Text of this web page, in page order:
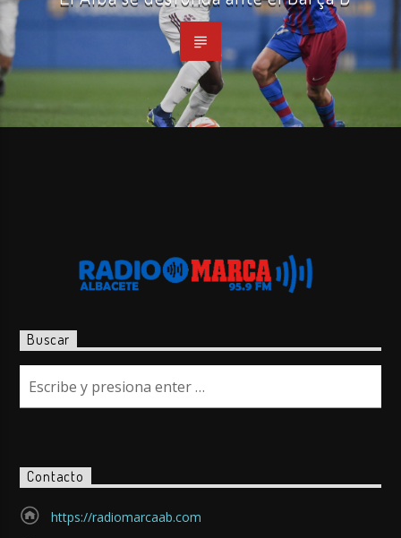
Buscar
Contacto
https://radiomarcaab.com